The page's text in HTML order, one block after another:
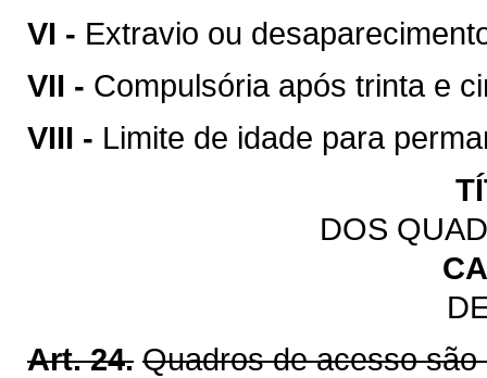
VI - Extravio ou
VII - Compulsória após trinta e
VIII - Limite de idade para
DOS
Art. 24. Quadros de acesso